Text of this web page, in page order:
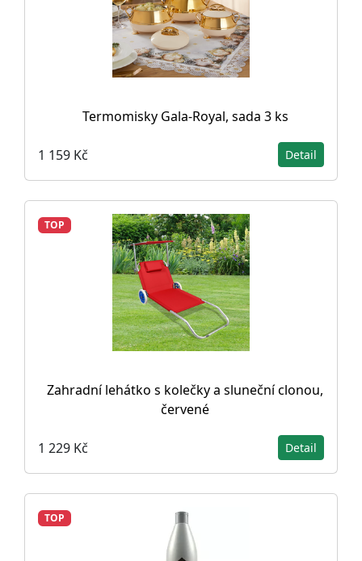
Termomisky Gala-Royal, sada 3 ks
1 159 Kč Detail
TOP
Zahradní lehátko s kolečky a sluneční clonou,
červené
1 229 Kč Detail
TOP